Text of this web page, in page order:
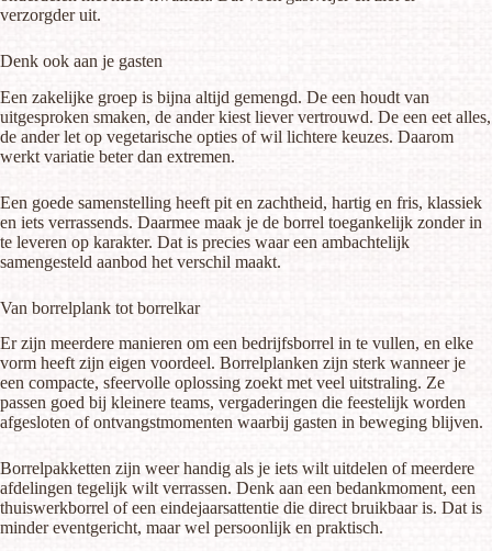
verzorgder uit.
Denk ook aan je gasten
Een zakelijke groep is bijna altijd gemengd. De een houdt van
uitgesproken smaken, de ander kiest liever vertrouwd. De een eet alles,
de ander let op vegetarische opties of wil lichtere keuzes. Daarom
werkt variatie beter dan extremen.
Een goede samenstelling heeft pit en zachtheid, hartig en fris, klassiek
en iets verrassends. Daarmee maak je de borrel toegankelijk zonder in
te leveren op karakter. Dat is precies waar een ambachtelijk
samengesteld aanbod het verschil maakt.
Van borrelplank tot borrelkar
Er zijn meerdere manieren om een bedrijfsborrel in te vullen, en elke
vorm heeft zijn eigen voordeel. Borrelplanken zijn sterk wanneer je
een compacte, sfeervolle oplossing zoekt met veel uitstraling. Ze
passen goed bij kleinere teams, vergaderingen die feestelijk worden
afgesloten of ontvangstmomenten waarbij gasten in beweging blijven.
Borrelpakketten zijn weer handig als je iets wilt uitdelen of meerdere
afdelingen tegelijk wilt verrassen. Denk aan een bedankmoment, een
thuiswerkborrel of een eindejaarsattentie die direct bruikbaar is. Dat is
minder eventgericht, maar wel persoonlijk en praktisch.